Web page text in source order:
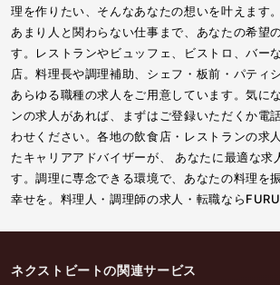
理を作りたい、そんなあなたの想いを叶えます
あまり人と関わらない仕事まで、あなたの希望
す。レストランやビュッフェ、ビストロ、バー
店。料理長や調理補助、シェフ・板前・パティ
あらゆる職種の求人をご用意しています。気に
ンの求人があれば、まずはご登録いただくか電
わせください。各地の飲食店・レストランの求
たキャリアアドバイザーが、 あなたに最適な求
す。調理に専念できる環境で、あなたの料理を
幸せを。料理人・調理師の求人・転職なら
ネクストビートの関連サービス